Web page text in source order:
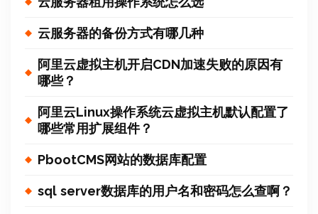
云服务器的备份方式有哪几种
阿里云虚拟主机开启CDN加速失败的原因有
哪些？
阿里云Linux操作系统云虚拟主机默认配置了
哪些常用扩展组件？
PbootCMS网站的数据库配置
sql server数据库的用户名和密码怎么查啊？